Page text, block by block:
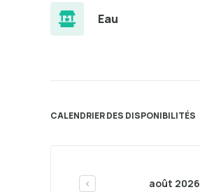
Eau
CALENDRIER DES DISPONIBILITÉS
< août 2026